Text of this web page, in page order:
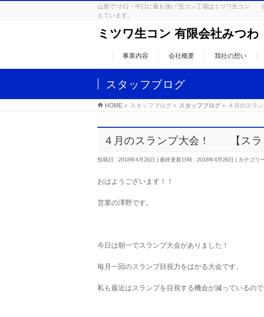
山形で“小口・中口に最も強い”生コン工場はミツワ生コ
えています。
ミツワ生コン 有限会社みつわ
事業内容 会社概要 我社の想い
スタッフブログ
HOME » スタッフブログ » スタッフブログ » ４月のスラ
４月のスランプ大会！ 【スラ
投稿日 : 2018年4月26日 最終更新日時 : 2018年4月26日 カテゴリ
おはようございます！！
営業の澤野です。
今日は朝一でスランプ大会がありました！
毎月一回のスランプ目視力をはかる大会です。
私も最近はスランプを目視する機会が減っているの